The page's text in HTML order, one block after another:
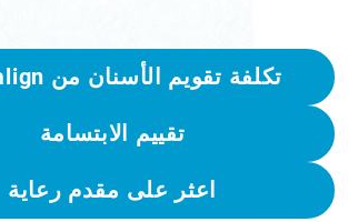
تكلفة تقويم الأسنان من Invisalign
تقييم الابتسامة
اعثر على مقدم رعاية